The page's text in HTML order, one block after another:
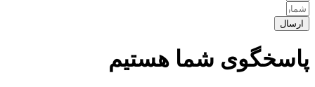
ارسال
پاسخگوی شما هستیم